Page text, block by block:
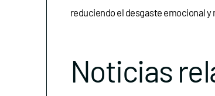
reduciendo el desgaste emocional
Noticias